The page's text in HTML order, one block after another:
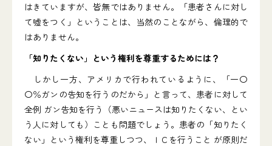
はきていますが、皆無ではありません。「患者さんに対し
て嘘をつく」ということは、当然のことながら、倫理的で
はありません。
「知りたくない」という権利を尊重するためには？
しかし一方、アメリカで行われているように、「一〇
〇％ガンの告知を行うのだから」と言って、患者に対して
全例 ガン告知を行う（悪いニュースは知りたくない、とい
う人に対しても）ことも問題でしょう。患者の「知りたく
ない」という権利を尊重しつつ、ＩＣを行うこと が原則だ